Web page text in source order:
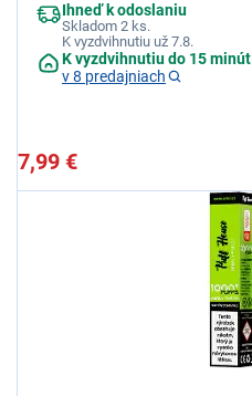
Ihneď k odoslaniu
Skladom 2 ks.
K vyzdvihnutiu už 7.8.
K vyzdvihnutiu do 15 minút
v 8 predajniach
7,99 €